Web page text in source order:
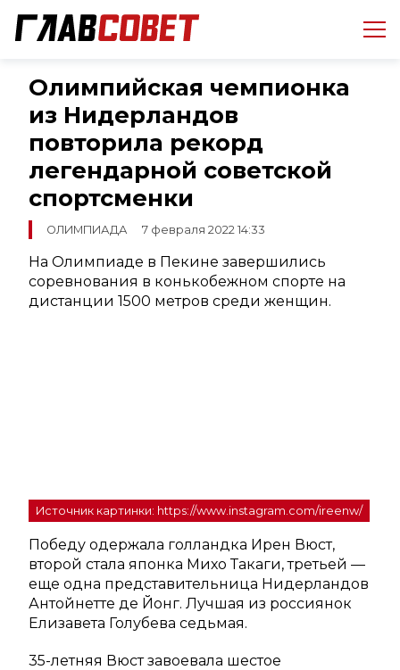
Олимпийская чемпионка
из Нидерландов
повторила рекорд
легендарной советской
спортсменки
ОЛИМПИАДА 7 февраля 2022 14:33
На Олимпиаде в Пекине завершились
соревнования в конькобежном спорте на
дистанции 1500 метров среди женщин.
Источник картинки: https://www.instagram.com/ireenw/
Победу одержала голландка Ирен Вюст,
второй стала японка Михо Такаги, третьей —
еще одна представительница Нидерландов
Антойнетте де Йонг. Лучшая из россиянок
Елизавета Голубева седьмая.
35-летняя Вюст завоевала шестое